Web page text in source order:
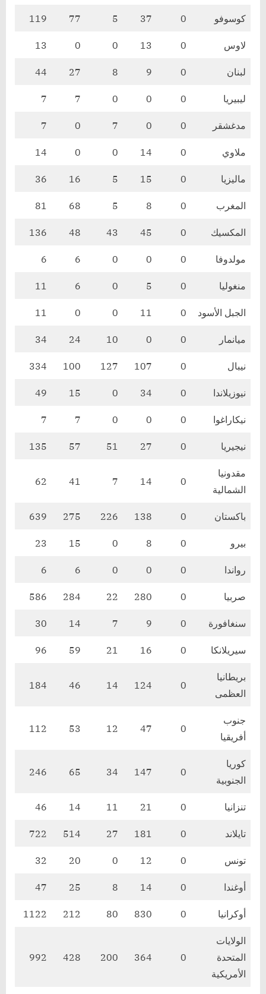
كوسوفو 0
37
5
77
119
لاوس 0
13
0
0
13
لبنان 0
9
8
27
44
ليبيريا 0
0
0
7
7
مدغشقر 0
0
7
0
7
ملاوي 0
14
0
0
14
ماليزيا 0
15
5
16
36
المغرب 0
8
5
68
81
المكسيك 0
45
43
48
136
مولدوفا 0
0
0
6
6
منغوليا 0
5
0
6
11
الجبل الأسود 0
11
0
0
11
ميانمار 0
0
10
24
34
نيبال 0
107
127
100
334
نيوزيلاندا 0
34
0
15
49
نيكاراغوا 0
0
0
7
7
نيجيريا 0
27
51
57
135
مقدونيا
الشمالية
0
14
7
41
62
باكستان 0
138
226
275
639
بيرو 0
8
0
15
23
رواندا 0
0
0
6
6
صربيا 0
280
22
284
586
سنغافورة 0
9
7
14
30
سيريلانكا 0
16
21
59
96
بريطانيا
العظمى
0
124
14
46
184
جنوب
أفريقيا
0
47
12
53
112
كوريا
الجنوبية
0
147
34
65
246
تنزانيا 0
21
11
14
46
تايلاند 0
181
27
514
722
تونس 0
12
0
20
32
أوغندا 0
14
8
25
47
أوكرانيا 0
830
80
212
1122
الولايات
المتحدة
الأمريكية
0
364
200
428
992